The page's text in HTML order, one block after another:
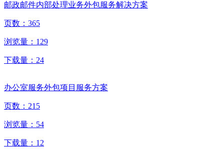
邮政邮件内部处理业务外包服务解决方案
页数： 365
浏览量： 129
下载量： 24
办公室服务外包项目服务方案
页数： 215
浏览量： 54
下载量： 12